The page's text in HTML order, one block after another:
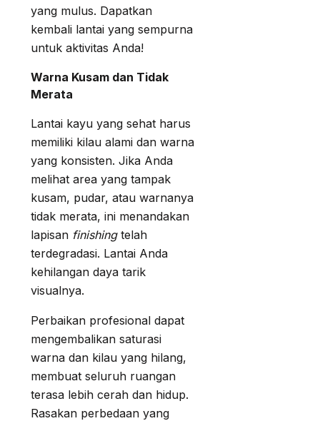
yang mulus. Dapatkan
kembali lantai yang sempurna
untuk aktivitas Anda!
Warna Kusam dan Tidak
Merata
Lantai kayu yang sehat harus
memiliki kilau alami dan warna
yang konsisten. Jika Anda
melihat area yang tampak
kusam, pudar, atau warnanya
tidak merata, ini menandakan
lapisan finishingtelah
terdegradasi. Lantai Anda
kehilangan daya tarik
visualnya.
Perbaikan profesional dapat
mengembalikan saturasi
warna dan kilau yang hilang,
membuat seluruh ruangan
terasa lebih cerah dan hidup.
Rasakan perbedaan yang